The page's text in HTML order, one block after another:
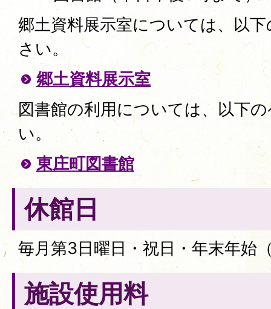
郷土資料展示室については、以
さい。
郷土資料展示室
図書館の利用については、以下
い。
東庄町図書館
休館日
毎月第3日曜日・祝日・年末年始
施設使用料